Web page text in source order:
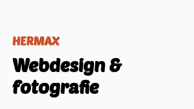
HERMAX
Webdesign &
fotografie